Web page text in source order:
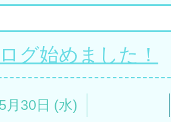
グ始めました！
月30日 (水)